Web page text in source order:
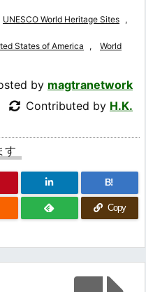
UNESCO World Heritage Sites ,
States of America , World
by magtranetwork
Contributed by H.K.
す
B!
Copy